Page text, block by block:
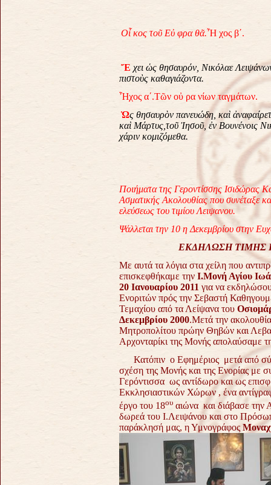
Οἶ κος τοῦ Εὐ φρα θᾶ.Ἦ χος β΄.
Ἔ χει ὡς θησαυρόν Νικόλαε
πιστοὺς καθαγιάζοντα.
Ἦχος α´.Τῶν οὐ ρα νίων ταγμάτων.
Ὡς θησαυρὸν πανευώδη καὶ
καὶ Μάρτυς τοῦ Ἰησοῦ, ἐν Βουνένοις
χάριν κομιζόμεθα.
Ποιήματα της Γεροντίσσης Ισιδώρας
Ασματικής Ακολουθίας που συνέταξε
ελεύσεως του τιμίου Λειψανου.
Ψάλλεται την 10 η Δεκεμβρίου στην
ΕΚΔΗΛΩΣΗ ΤΙΜΗΣ
Με αυτά τα λόγια στα χείλη που
επισκεφθήκαμε την Ι.Μονή Αγίου
20 Ιανουαρίου 2011 για να
Ενοριτών πρός την Σεβαστή
Τεμαχίου από τα Λείψανα του
Δεκεμβρίου 2000.Μετά την
Μητροπολίτου πρώην Θηβών και
Αρχονταρίκι της Μονής απολαύσαμε
Κατόπιν ο Εφημέριος μετά από
σχέση της Μονής και της Ενορίας με
Γερόντισσα ως αντίδωρο και ως
Εκκλησιαστικών Χώρων , ένα
έργο του 18ου αιώνα και διάβασε την
δωρεά του Ι.Λειψάνου και στο
παράκλησή μας, η Υμνογράφος